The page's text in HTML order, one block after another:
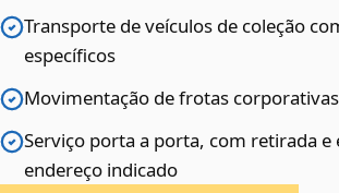
Transporte de veículos de coleção
específicos
Movimentação de frotas corporativas
Serviço porta a porta, com retirada e
endereço indicado